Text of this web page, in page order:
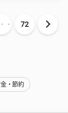
・ 72
・節約